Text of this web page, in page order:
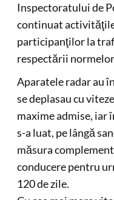
Inspectoratului de
continuat
participanţilor la
respectării
Aparatele radar au
se deplasau cu
maxime admise, iar
s-a luat, pe lângă
măsura
conducere pentru
120 de zile.